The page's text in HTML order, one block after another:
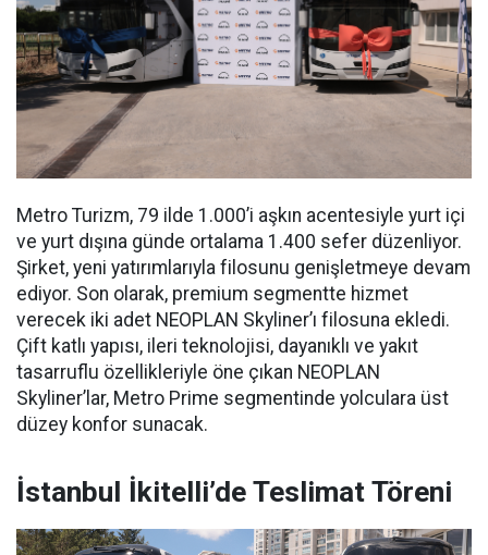
Metro Turizm, 79 ilde 1.000’i aşkın acentesiyle yurt içi
ve yurt dışına günde ortalama 1.400 sefer düzenliyor.
Şirket, yeni yatırımlarıyla filosunu genişletmeye devam
ediyor. Son olarak, premium segmentte hizmet
verecek iki adet NEOPLAN Skyliner’ı filosuna ekledi.
Çift katlı yapısı, ileri teknolojisi, dayanıklı ve yakıt
tasarruflu özellikleriyle öne çıkan NEOPLAN
Skyliner’lar, Metro Prime segmentinde yolculara üst
düzey konfor sunacak.
İstanbul İkitelli’de Teslimat Töreni